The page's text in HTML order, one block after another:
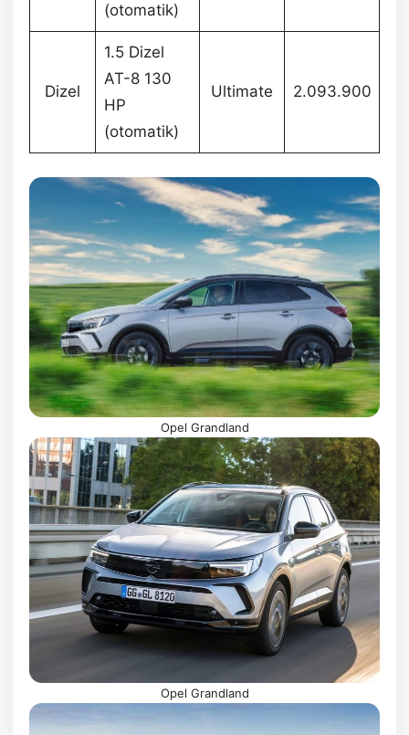
(otomatik)
Dizel
1.5 Dizel
AT-8 130
HP
(otomatik)
Ultimate 2.093.900
Opel Grandland
Opel Grandland